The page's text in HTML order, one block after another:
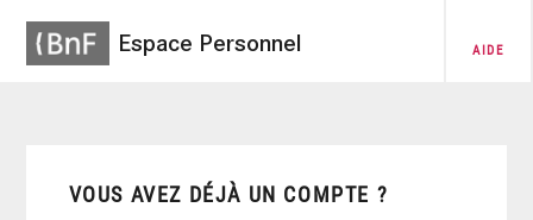
Espace Personnel AIDE
VOUS AVEZ DÉJÀ UN COMPTE ?